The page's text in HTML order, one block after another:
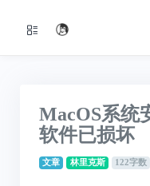
MacOS系统
软件已损坏
文章 林里克斯 122字数